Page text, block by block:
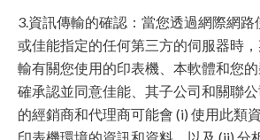
3.資訊傳輸的確認：當您透過網際網
或佳能指定的任何第三方的伺服器時
輸有關您使用的印表機、本軟體和您
確承認並同意佳能、其子公司和關聯
的經銷商和代理商可能會 (i) 使用此類